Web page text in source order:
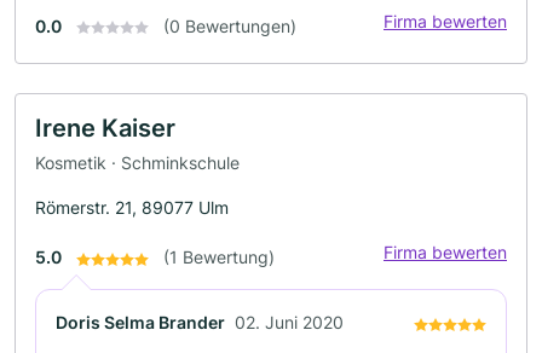
0.0 (0 Bewertungen) Firma bewerten
Irene Kaiser
Kosmetik · Schminkschule
Römerstr. 21, 89077 Ulm
5.0 (1 Bewertung) Firma bewerten
Doris Selma Brander 02. Juni 2020